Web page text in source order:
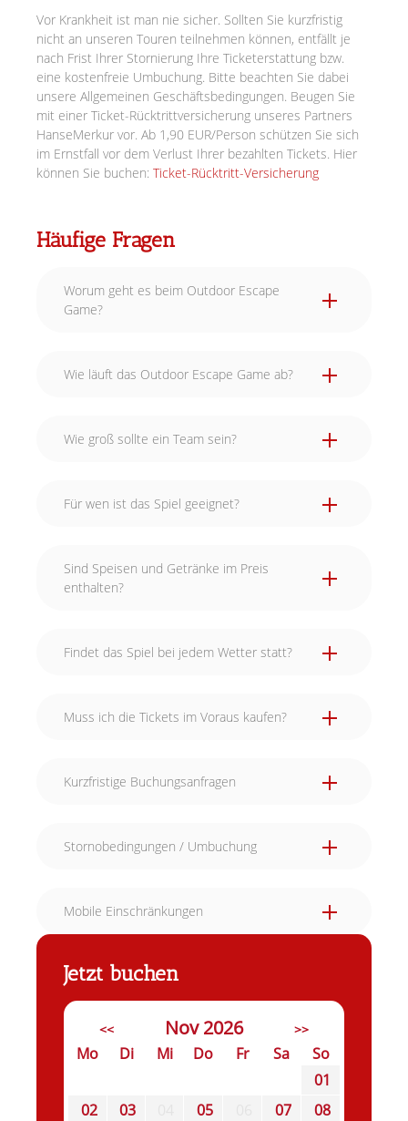
Vor Krankheit ist man nie sicher. Sollten Sie kurzfristig
nicht an unseren Touren teilnehmen können, entfällt je
nach Frist Ihrer Stornierung Ihre Ticketerstattung bzw.
eine kostenfreie Umbuchung. Bitte beachten Sie dabei
unsere Allgemeinen Geschäftsbedingungen. Beugen Sie
mit einer Ticket-Rücktrittversicherung unseres Partners
HanseMerkur vor. Ab 1,90 EUR/Person schützen Sie sich
im Ernstfall vor dem Verlust Ihrer bezahlten Tickets. Hier
können Sie buchen: Ticket-Rücktritt-Versicherung
Häufige Fragen
Worum geht es beim Outdoor Escape
Game?
Wie läuft das Outdoor Escape Game ab?
Wie groß sollte ein Team sein?
Für wen ist das Spiel geeignet?
Sind Speisen und Getränke im Preis
enthalten?
Findet das Spiel bei jedem Wetter statt?
Muss ich die Tickets im Voraus kaufen?
Kurzfristige Buchungsanfragen
Stornobedingungen / Umbuchung
Mobile Einschränkungen
Jetzt buchen
<< Nov 2026 >>
Mo Di Mi Do Fr Sa
So
01
02
03 05 07
08